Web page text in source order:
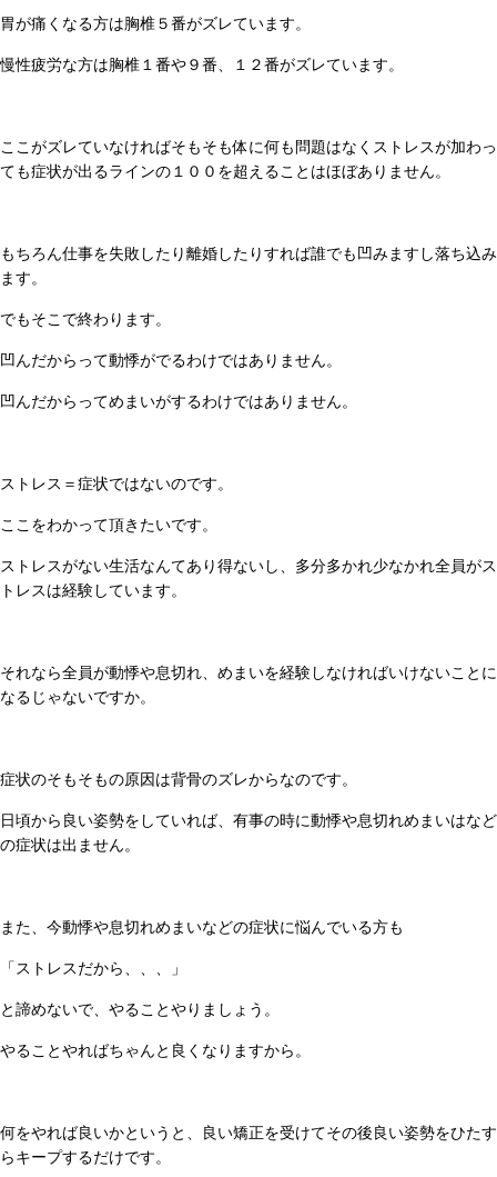
胃が痛くなる方は胸椎５番がズレています。
慢性疲労な方は胸椎１番や９番、１２番がズレています。
ここがズレていなければそもそも体に何も問題はなくストレスが加わっ
ても症状が出るラインの１００を超えることはほぼありません。
もちろん仕事を失敗したり離婚したりすれば誰でも凹みますし落ち込み
ます。
でもそこで終わります。
凹んだからって動悸がでるわけではありません。
凹んだからってめまいがするわけではありません。
ストレス＝症状ではないのです。
ここをわかって頂きたいです。
ストレスがない生活なんてあり得ないし、多分多かれ少なかれ全員がス
トレスは経験しています。
それなら全員が動悸や息切れ、めまいを経験しなければいけないことに
なるじゃないですか。
症状のそもそもの原因は背骨のズレからなのです。
日頃から良い姿勢をしていれば、有事の時に動悸や息切れめまいはなど
の症状は出ません。
また、今動悸や息切れめまいなどの症状に悩んでいる方も
「ストレスだから、、、」
と諦めないで、やることやりましょう。
やることやればちゃんと良くなりますから。
何をやれば良いかというと、良い矯正を受けてその後良い姿勢をひたす
らキープするだけです。